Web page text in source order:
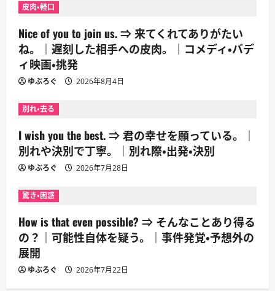
皮肉・軽口
Nice of you to join us. ⇒ 来てくれてありがたい
ね。｜遅刻した相手への皮肉。｜コメディ・バデ
ィ映画・挑発
ゆぶろぐ 2026年8月4日
別れ・去る
I wish you the best. ⇒ 君の幸せを願っている。｜
別れや決別で丁寧。｜別れ際・出発・決別
ゆぶろぐ 2026年7月28日
驚き・困惑
How is that even possible? ⇒ そんなことあり得る
の？｜可能性自体を疑う。｜事件発覚・予想外の
展開
ゆぶろぐ 2026年7月22日